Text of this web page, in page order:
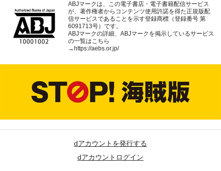
ABJマークは、この電子書店・電子書籍配信サービス
が、著作権者からコンテンツ使用許諾を得た正規版配
信サービスであることを示す登録商標（登録番号 第
6091713号）です。
ABJマークの詳細、ABJマークを掲示しているサービス
の一覧はこちら
→ https://aebs.or.jp/
dアカウントを発行する
dアカウントログイン